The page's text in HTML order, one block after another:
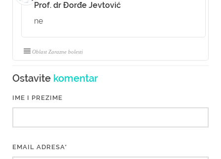
Prof. dr Đorđe Jevtović
ne
Oblast Zarazne bolesti
Ostavite komentar
IME I PREZIME
EMAIL ADRESA*